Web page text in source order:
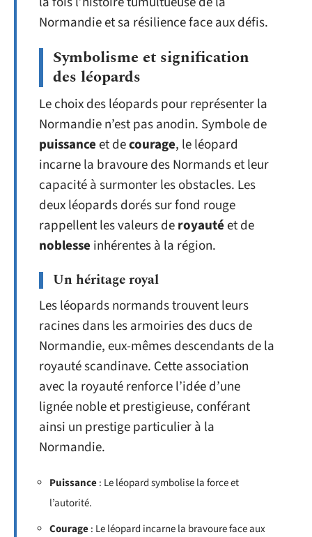
Normandie et sa résilience face aux défis.
Symbolisme et signification
des léopards
Le choix des léopards pour représenter la
Normandie n’est pas anodin. Symbole de
puissanceet decourage, le léopard
incarne la bravoure des Normands et leur
capacité à surmonter les obstacles. Les
deux léopards dorés sur fond rouge
rappellent les valeurs deroyautéet de
noblesse inhérentes à la région.
Un héritage royal
Les léopards normands trouvent leurs
racines dans les armoiries des ducs de
Normandie, eux-mêmes descendants de la
royauté scandinave. Cette association
avec la royauté renforce l’idée d’une
lignée noble et prestigieuse, conférant
ainsi un prestige particulier à la
Normandie.
Puissance: Le léopard symbolise la force et
l’autorité.
Courage: Le léopard incarne la bravoure face aux